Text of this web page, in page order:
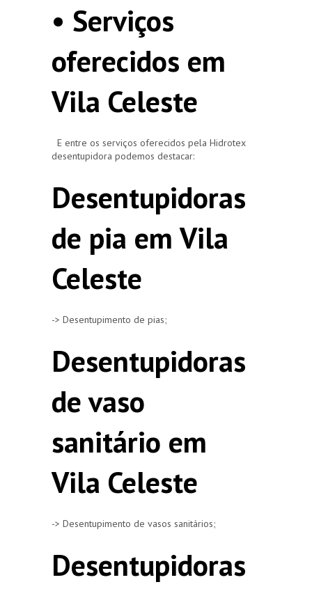
• Serviços
oferecidos em
Vila Celeste
E entre os serviços oferecidos pela Hidrotex
desentupidora podemos destacar:
Desentupidoras
de pia em Vila
Celeste
-> Desentupimento de pias;
Desentupidoras
de vaso
sanitário em
Vila Celeste
-> Desentupimento de vasos sanitários;
Desentupidoras